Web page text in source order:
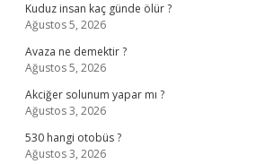
Kuduz insan kaç günde ölür ?
Ağustos 5, 2026
Avaza ne demektir ?
Ağustos 5, 2026
Akciğer solunum yapar mı ?
Ağustos 3, 2026
530 hangi otobüs ?
Ağustos 3, 2026